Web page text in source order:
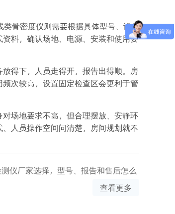
骨密度仪则需要根据具体型号、设备
料，确认场地、电源、安装和使用要
得下，人员走得开，报告出得顺。房
次较高，设置固定检查区会更利于管
场地要求不高，但合理摆放、安静环
人员操作空间问清楚，房间规划就不
仪厂家选择，型号、报告和售后怎么
查看更多